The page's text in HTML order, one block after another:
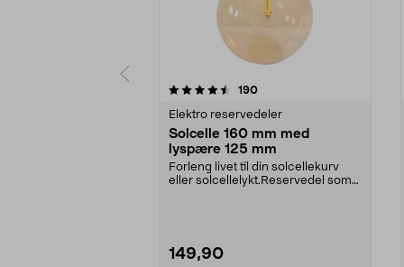
190anmeldelser
Elektro reservedeler
Solcelle 160 mm med
lyspære 125 mm
Forleng livet til din solcellekurv
eller solcellelykt.Reservedel som
149,90
4.5av 5 stjerner